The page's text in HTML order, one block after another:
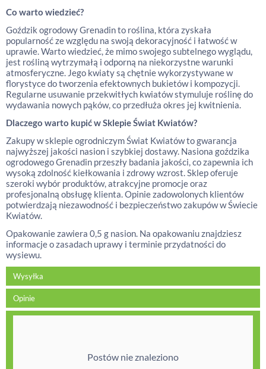
Co warto wiedzieć?
Goździk ogrodowy Grenadin to roślina, która zyskała
popularność ze względu na swoją dekoracyjność i łatwość w
uprawie. Warto wiedzieć, że mimo swojego subtelnego wyglądu,
jest rośliną wytrzymałą i odporną na niekorzystne warunki
atmosferyczne. Jego kwiaty są chętnie wykorzystywane w
florystyce do tworzenia efektownych bukietów i kompozycji.
Regularne usuwanie przekwitłych kwiatów stymuluje roślinę do
wydawania nowych pąków, co przedłuża okres jej kwitnienia.
Dlaczego warto kupić w Sklepie Świat Kwiatów?
Zakupy w sklepie ogrodniczym Świat Kwiatów to gwarancja
najwyższej jakości nasion i szybkiej dostawy. Nasiona goździka
ogrodowego Grenadin przeszły badania jakości, co zapewnia ich
wysoką zdolność kiełkowania i zdrowy wzrost. Sklep oferuje
szeroki wybór produktów, atrakcyjne promocje oraz
profesjonalną obsługę klienta. Opinie zadowolonych klientów
potwierdzają niezawodność i bezpieczeństwo zakupów w Świecie
Kwiatów.
Opakowanie zawiera 0,5 g nasion. Na opakowaniu znajdziesz
informacje o zasadach uprawy i terminie przydatności do
wysiewu.
Wysyłka
Opinie
Postów nie znaleziono